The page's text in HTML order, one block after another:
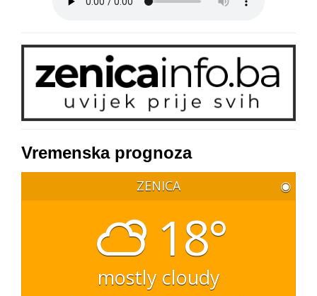
Vremenska prognoza
ZENICA ◉
18°
mostly cloudy